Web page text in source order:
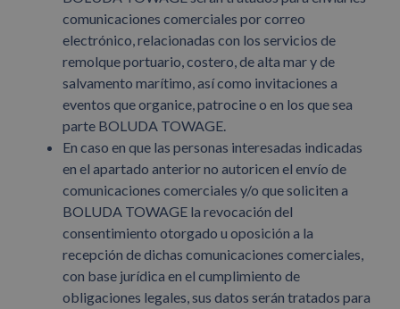
comunicaciones comerciales por correo
electrónico, relacionadas con los servicios de
remolque portuario, costero, de alta mar y de
salvamento marítimo, así como invitaciones a
eventos que organice, patrocine o en los que sea
parte BOLUDA TOWAGE.
En caso en que las personas interesadas indicadas
en el apartado anterior no autoricen el envío de
comunicaciones comerciales y/o que soliciten a
BOLUDA TOWAGE la revocación del
consentimiento otorgado u oposición a la
recepción de dichas comunicaciones comerciales,
con base jurídica en el cumplimiento de
obligaciones legales, sus datos serán tratados para